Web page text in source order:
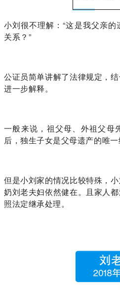
小刘很不理解：“这是我父亲
关系？”
公证员简单讲解了法律规定，
进一步解释。
一般来说，祖父母、外祖父母
后，独生子女是父母遗产的唯一
但是小刘家的情况比较特殊，
奶刘老夫妇依然健在。且家人
照法定继承处理。